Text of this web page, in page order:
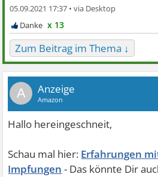
05.09.2021 17:37 •
x 13
Zum Beitrag im Thema ↓
A
Erfahrungen
Impfungen